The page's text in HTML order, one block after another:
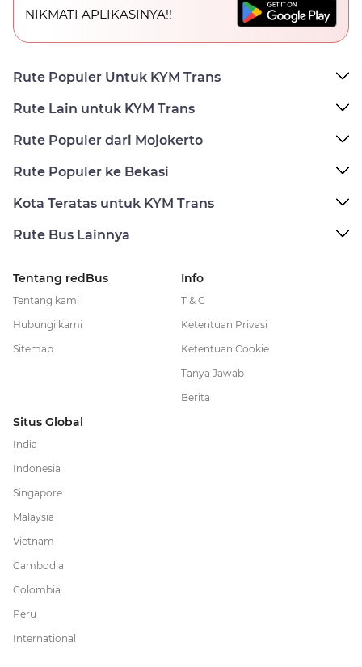
NIKMATI APLIKASINYA!!
Rute Populer Untuk KYM Trans
Rute Lain untuk KYM Trans
Rute Populer dari Mojokerto
Rute Populer ke Bekasi
Kota Teratas untuk KYM Trans
Rute Bus Lainnya
Tentang redBus
Tentang kami
Hubungi kami
Sitemap
Info
T & C
Ketentuan Privasi
Ketentuan Cookie
Tanya Jawab
Berita
Situs Global
India
Indonesia
Singapore
Malaysia
Vietnam
Cambodia
Colombia
Peru
International